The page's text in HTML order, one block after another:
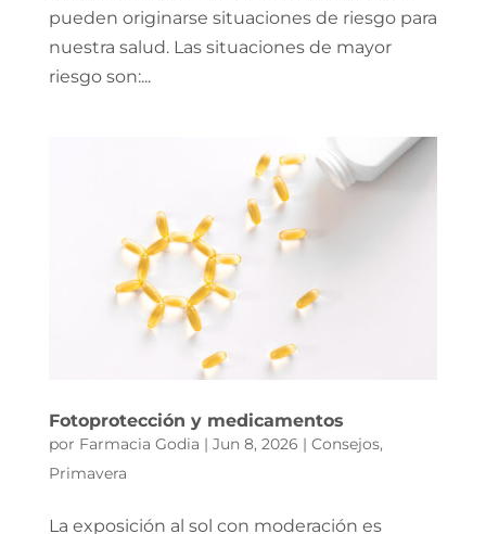
pueden originarse situaciones de riesgo para
nuestra salud. Las situaciones de mayor
riesgo son:...
Fotoprotección y medicamentos
por Farmacia Godia | Jun 8, 2026 | Consejos,
Primavera
La exposición al sol con moderación es